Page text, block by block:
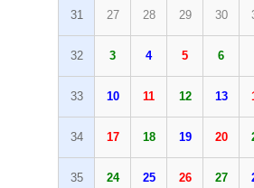
31 27 28 29 30
32 3 4 5 6
33 10 11 12 13
34 17 18 19 20
35 24 25 26 27